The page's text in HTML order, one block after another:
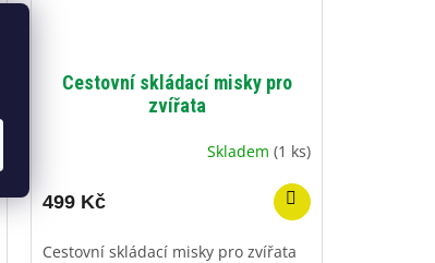
Cestovní skládací misky pro
zvířata
Skladem (1 ks)
499 Kč
Cestovní skládací misky pro zvířata